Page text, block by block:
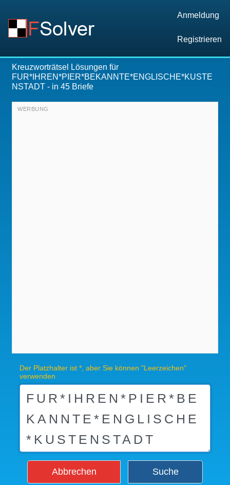
Anmeldung
Registrieren
Kreuzworträtsel Lösungen für
FUR*IHREN*PIER*BEKANNTE*ENGLISCHE*KUSTE
NSTADT - in 45 Briefe
Der Platzhalter ist *, aber Sie können "Leerzeichen"
verwenden
Abbrechen Suche